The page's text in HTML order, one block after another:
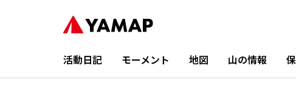
活動日記 モーメント 地図 山の情報